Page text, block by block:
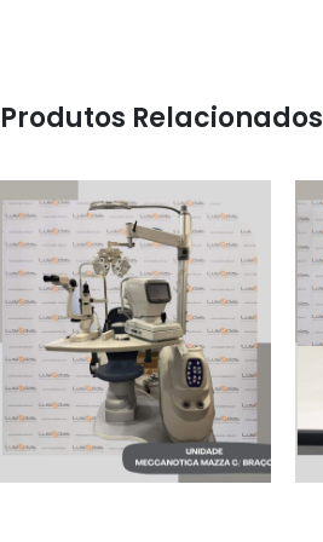
Produtos Relacionados
MAQUINARIA
UNIDADE OFTALMICA
C/ BRAÇO
MECCANOTICA MAZZA
RIUNITO